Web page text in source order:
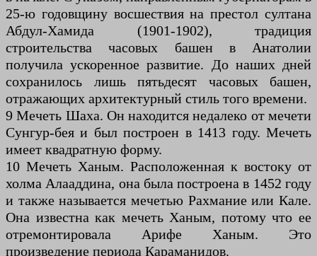
25-ю годовщину восшествия на престол султана
Абдул-Хамида (1901-1902), традиция
строительства часовых башен в Анатолии
получила ускоренное развитие. До наших дней
сохранилось лишь пятьдесят часовых башен,
отражающих архитектурный стиль того времени.
9 Мечеть Шаха. Он находится недалеко от мечети
Сунгур-бея и был построен в 1413 году. Мечеть
имеет квадратную форму.
10 Мечеть Ханым. Расположенная к востоку от
холма Алааддина, она была построена в 1452 году
и также называется мечетью Рахмание или Кале.
Она известна как мечеть Ханым, потому что ее
отремонтировала Арифе Ханым. Это
произведение периода Караманидов.